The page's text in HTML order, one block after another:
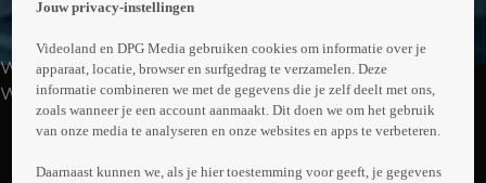
We volgen ouders met hun zieke kinderen in het
Wilhelmina Kinderziekenhuis. We zien hoe artsen en
verpleegkundigen levensreddende zorg bieden aan deze
jonge patiënten in de leeftijd van 0 tot 18 jaar. Het gaat
hier om patiënten die een trauma hebben opgelopen,
Abonneren op Videoland
Jouw privacy-instellingen
Videoland en DPG Media gebruiken cookies om informatie over je
apparaat, locatie, browser en surfgedrag te verzamelen. Deze
informatie combineren we met de gegevens die je zelf deelt met ons,
zoals wanneer je een account aanmaakt. Dit doen we om het gebruik
van onze media te analyseren en onze websites en apps te verbeteren.
Daarnaast kunnen we, als je hier toestemming voor geeft, je gegevens